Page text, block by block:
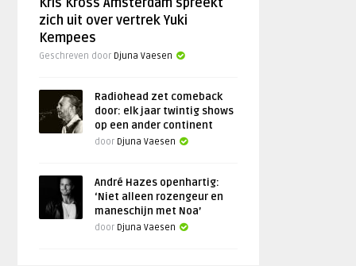
Kris Kross Amsterdam spreekt
zich uit over vertrek Yuki
Kempees
Geschreven door Djuna Vaesen
Radiohead zet comeback
door: elk jaar twintig shows
op een ander continent
door Djuna Vaesen
André Hazes openhartig:
‘Niet alleen rozengeur en
maneschijn met Noa’
door Djuna Vaesen